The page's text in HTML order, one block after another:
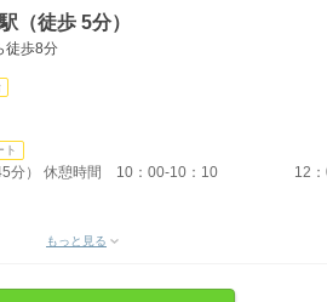
（徒歩 5分）
徒歩8分
ト
間45分） 休憩時間 10：00-10：10 12：
もっと見る